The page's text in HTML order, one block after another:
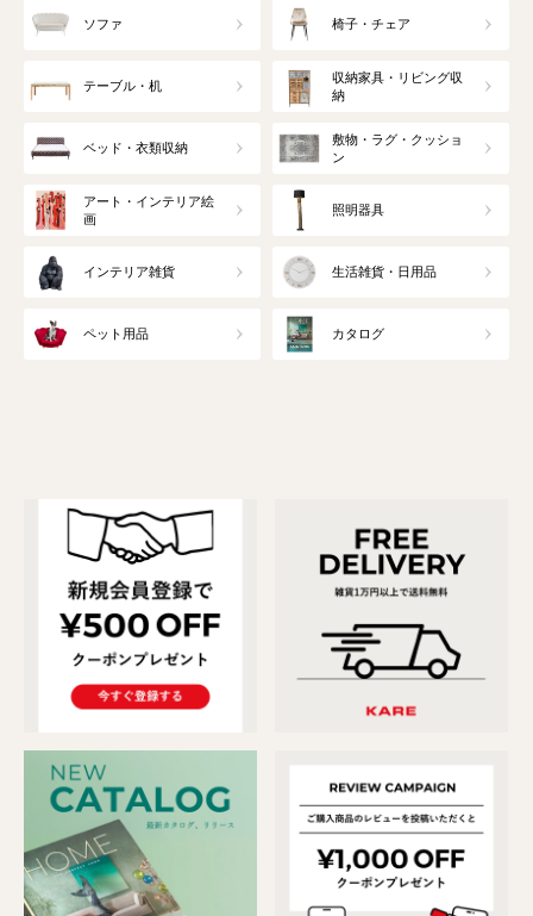
ソファ 椅子・チェア
テーブル・机
収納家具・リビング収
納
ベッド・衣類収納
敷物・ラグ・クッショ
ン
アート・インテリア絵
画
照明器具
インテリア雑貨 生活雑貨・日用品
ペット用品 カタログ